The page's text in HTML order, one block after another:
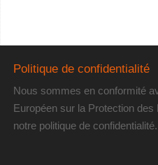
Politique de confidentialité
Nous sommes en conformité
Européen sur la Protection
notre politique de confidentialité.